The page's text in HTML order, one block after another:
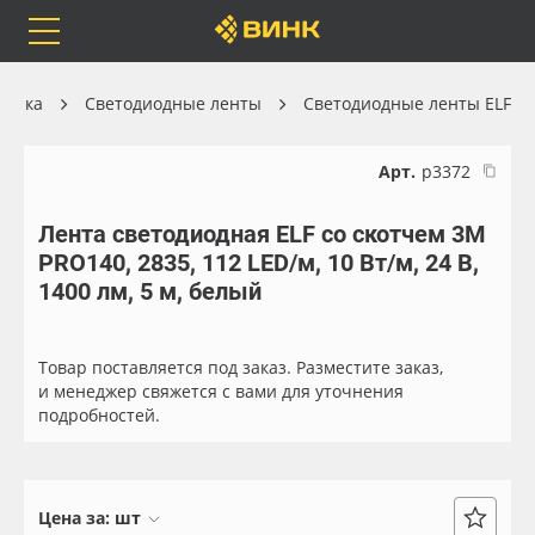
Каталог
Orafol
Бренды
Доставка
Весь каталог
Рулонные материалы
Самоклеящиеся плёнки
Листовые материалы
Светодиодные ленты Светодиодные ленты ELF
Арт. р3372
Лента светодиодная ELF со скотчем 3М
PRO140, 2835, 112 LED/м, 10 Вт/м, 24 В,
1400 лм, 5 м, белый
Товар поставляется под заказ. Разместите заказ,
и менеджер свяжется с вами для уточнения
подробностей.
Цена за: шт